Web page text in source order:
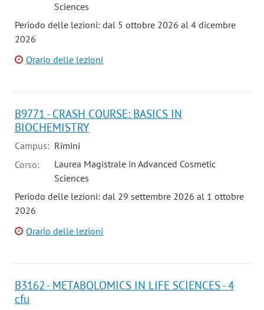
Sciences
Periodo delle lezioni: dal 5 ottobre 2026 al 4 dicembre
2026
Orario delle lezioni
B9771 - CRASH COURSE: BASICS IN
BIOCHEMISTRY
Campus: Rimini
Corso:
Laurea Magistrale in Advanced Cosmetic
Sciences
Periodo delle lezioni: dal 29 settembre 2026 al 1 ottobre
2026
Orario delle lezioni
B3162 - METABOLOMICS IN LIFE SCIENCES - 4
cfu